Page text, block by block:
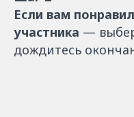
Если вам
участника —
дождитесь